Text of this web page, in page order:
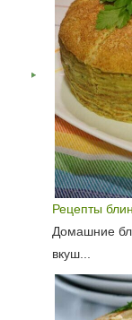
Рецепты
Домашние
вкуш...